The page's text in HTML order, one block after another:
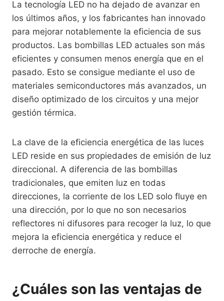
La tecnología LED no ha dejado de avanzar en
los últimos años, y los fabricantes han innovado
para mejorar notablemente la eficiencia de sus
productos. Las bombillas LED actuales son más
eficientes y consumen menos energía que en el
pasado. Esto se consigue mediante el uso de
materiales semiconductores más avanzados, un
diseño optimizado de los circuitos y una mejor
gestión térmica.
La clave de la eficiencia energética de las luces
LED reside en sus propiedades de emisión de luz
direccional. A diferencia de las bombillas
tradicionales, que emiten luz en todas
direcciones, la corriente de los LED solo fluye en
una dirección, por lo que no son necesarios
reflectores ni difusores para recoger la luz, lo que
mejora la eficiencia energética y reduce el
derroche de energía.
¿Cuáles son las ventajas de